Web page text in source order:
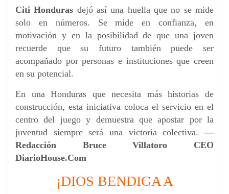
Citi Honduras dejó así una huella que no se mide
solo en números. Se mide en confianza, en
motivación y en la posibilidad de que una joven
recuerde que su futuro también puede ser
acompañado por personas e instituciones que creen
en su potencial.
En una Honduras que necesita más historias de
construcción, esta iniciativa coloca el servicio en el
centro del juego y demuestra que apostar por la
juventud siempre será una victoria colectiva. —
Redacción Bruce Villatoro CEO
DiarioHouse.Com
¡DIOS BENDIGA A